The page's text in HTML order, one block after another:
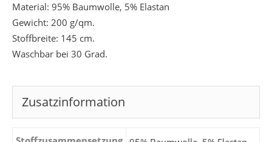
Material: 95% Baumwolle, 5% Elastan
Gewicht: 200 g/qm.
Stoffbreite: 145 cm.
Waschbar bei 30 Grad.
Zusatzinformation